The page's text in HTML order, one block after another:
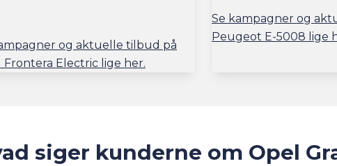
og aktuelle tilbud på
Frontera Electric lige her.
Se kampagner og
Peugeot E-5008 lige
siger kunderne om Opel